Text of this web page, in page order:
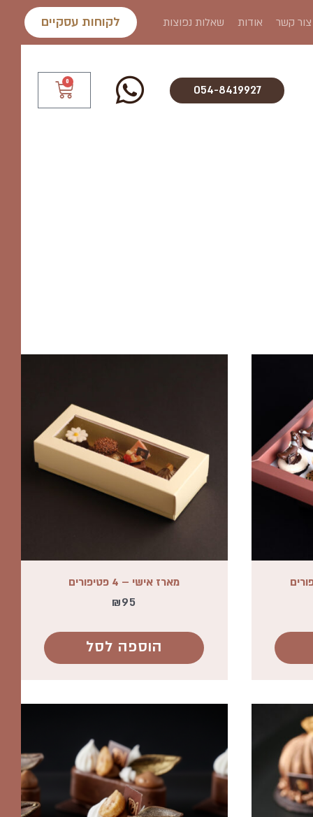
צור קשר אודות שאלות נפוצות לקוחות עסקיים
054-8419927
0
עגלת
קניות
מארז אישי – 4 פטיפורים
₪95
הוספה לסל